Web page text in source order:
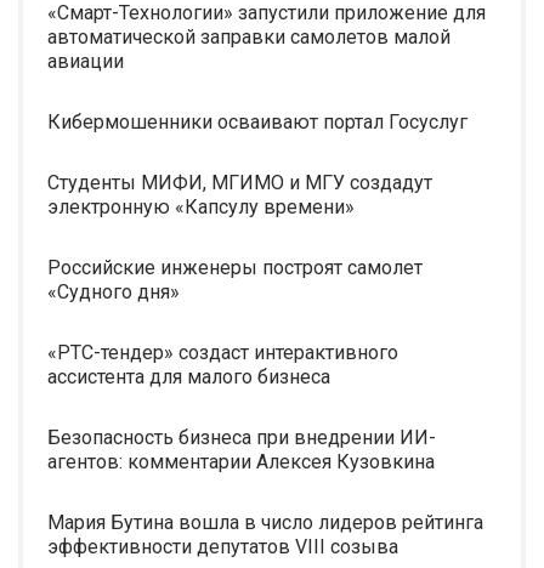
«Смарт-Технологии» запустили приложение для
автоматической заправки самолетов малой
авиации
Кибермошенники осваивают портал Госуслуг
Студенты МИФИ, МГИМО и МГУ создадут
электронную «Капсулу времени»
Российские инженеры построят самолет
«Судного дня»
«РТС-тендер» создаст интерактивного
ассистента для малого бизнеса
Безопасность бизнеса при внедрении ИИ-
агентов: комментарии Алексея Кузовкина
Мария Бутина вошла в число лидеров рейтинга
эффективности депутатов VIII созыва